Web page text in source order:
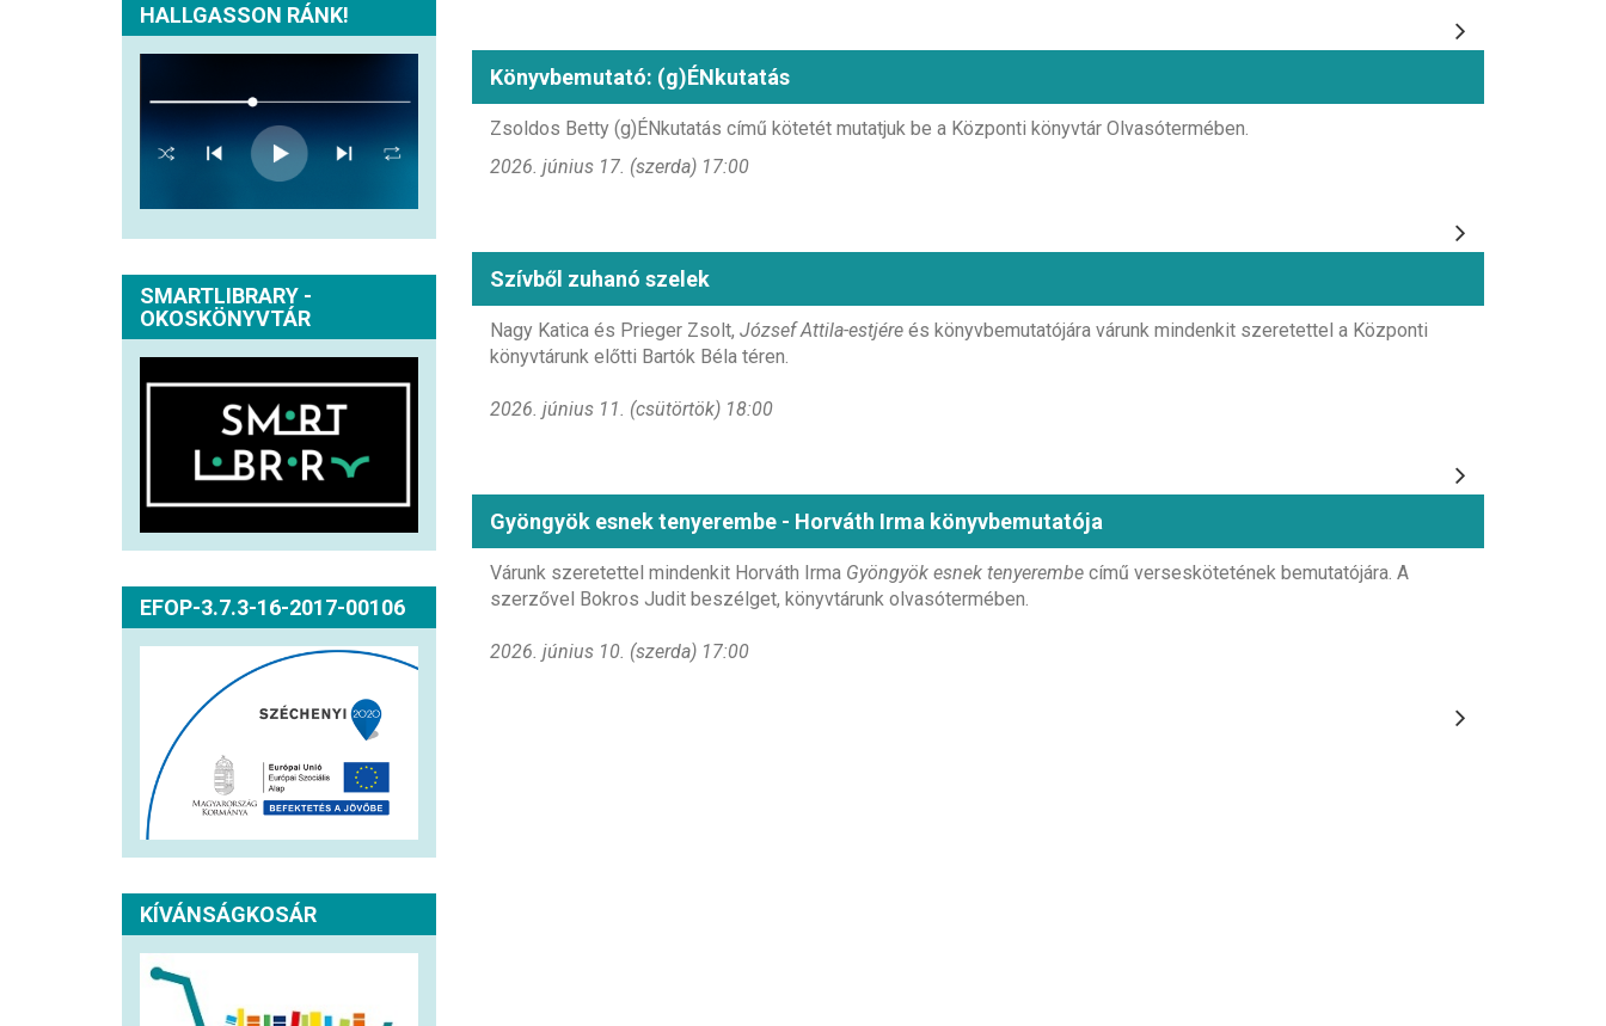
Könyvbemutató: (g)ÉNkutatás
Zsoldos Betty (g)ÉNkutatás című kötetét mutatjuk be a Központi könyvtár Olvasótermében.
2026. június 17. (szerda) 17:00
Szívből zuhanó szelek
Nagy Katica és Prieger Zsolt, József Attila-estjéreés könyvbemutatójára várunk mindenkit szeretettel a Központi
könyvtárunk előtti Bartók Béla téren.
2026. június 11. (csütörtök) 18:00
Gyöngyök esnek tenyerembe - Horváth Irma könyvbemutatója
Várunk szeretettel mindenkit Horváth Irma Gyöngyök esnek tenyerembecímű verseskötetének bemutatójára. A
szerzővel Bokros Judit beszélget, könyvtárunk olvasótermében.
2026. június 10. (szerda) 17:00
HALLGASSON RÁNK!
SMARTLIBRARY -
OKOSKÖNYVTÁR
EFOP-3.7.3-16-2017-00106
KÍVÁNSÁGKOSÁR